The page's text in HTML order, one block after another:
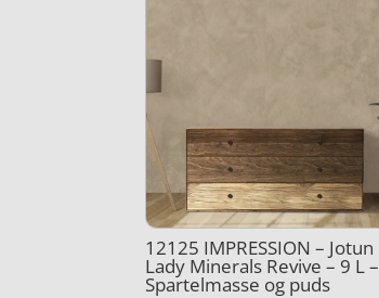
12125 IMPRESSION – Jotun
Lady Minerals Revive – 9 L –
Spartelmasse og puds